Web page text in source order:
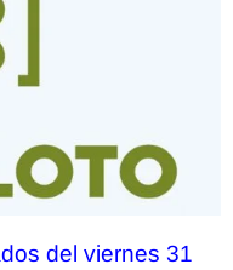
del viernes 31